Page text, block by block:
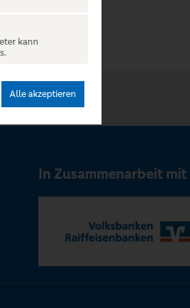
In Zusammenarbeit mit
kann
Alle akzeptieren